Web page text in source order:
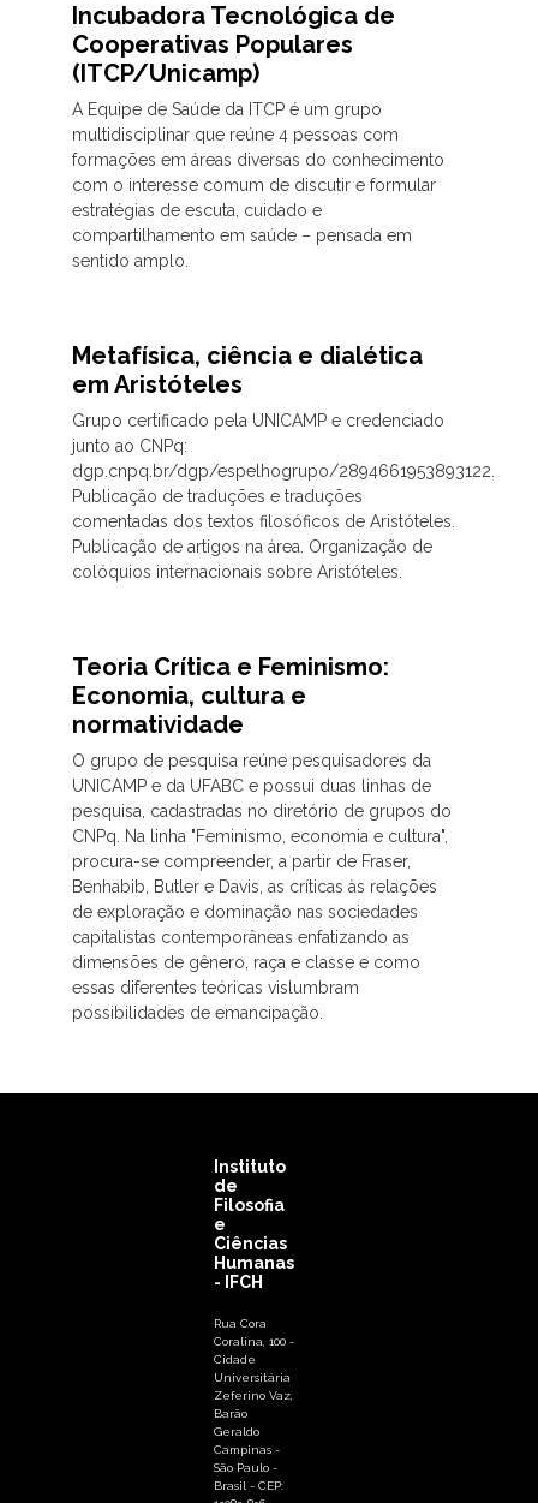
Incubadora Tecnológica de
Cooperativas Populares
(ITCP/Unicamp)
A Equipe de Saúde da ITCP é um grupo
multidisciplinar que reúne 4 pessoas com
formações em áreas diversas do conhecimento
com o interesse comum de discutir e formular
estratégias de escuta, cuidado e
compartilhamento em saúde – pensada em
sentido amplo.
Metafísica, ciência e dialética
em Aristóteles
Grupo certificado pela UNICAMP e credenciado
junto ao CNPq:
dgp.cnpq.br/dgp/espelhogrupo/2894661953893122.
Publicação de traduções e traduções
comentadas dos textos filosóficos de Aristóteles.
Publicação de artigos na área. Organização de
colóquios internacionais sobre Aristóteles.
Teoria Crítica e Feminismo:
Economia, cultura e
normatividade
O grupo de pesquisa reúne pesquisadores da
UNICAMP e da UFABC e possui duas linhas de
pesquisa, cadastradas no diretório de grupos do
CNPq. Na linha "Feminismo, economia e cultura",
procura-se compreender, a partir de Fraser,
Benhabib, Butler e Davis, as críticas às relações
de exploração e dominação nas sociedades
capitalistas contemporâneas enfatizando as
dimensões de gênero, raça e classe e como
essas diferentes teóricas vislumbram
possibilidades de emancipação.
Instituto
de
Filosofia
e
Ciências
Humanas
- IFCH
Rua Cora
Coralina, 100 -
Cidade
Universitária
Zeferino Vaz,
Barão
Geraldo
Campinas -
São Paulo -
Brasil - CEP: